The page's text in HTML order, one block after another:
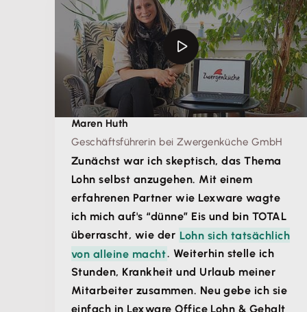
Maren Huth
Geschäftsführerin bei Zwergenküche GmbH
Zunächst war ich skeptisch, das Thema
Lohn selbst anzugehen. Mit einem
erfahrenen Partner wie Lexware wagte
ich mich auf's “dünne” Eis und bin TOTAL
überrascht, wie der Lohn sich tatsächlich
von alleine macht. Weiterhin stelle ich
Stunden, Krankheit und Urlaub meiner
Mitarbeiter zusammen. Neu gebe ich sie
einfach in Lexware Office Lohn & Gehalt